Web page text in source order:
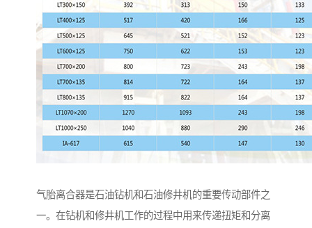
气胎离合器是石油钻机和石油修井机的重要传动部件之
一。在钻机和修井机工作的过程中用来传递扭矩和分离